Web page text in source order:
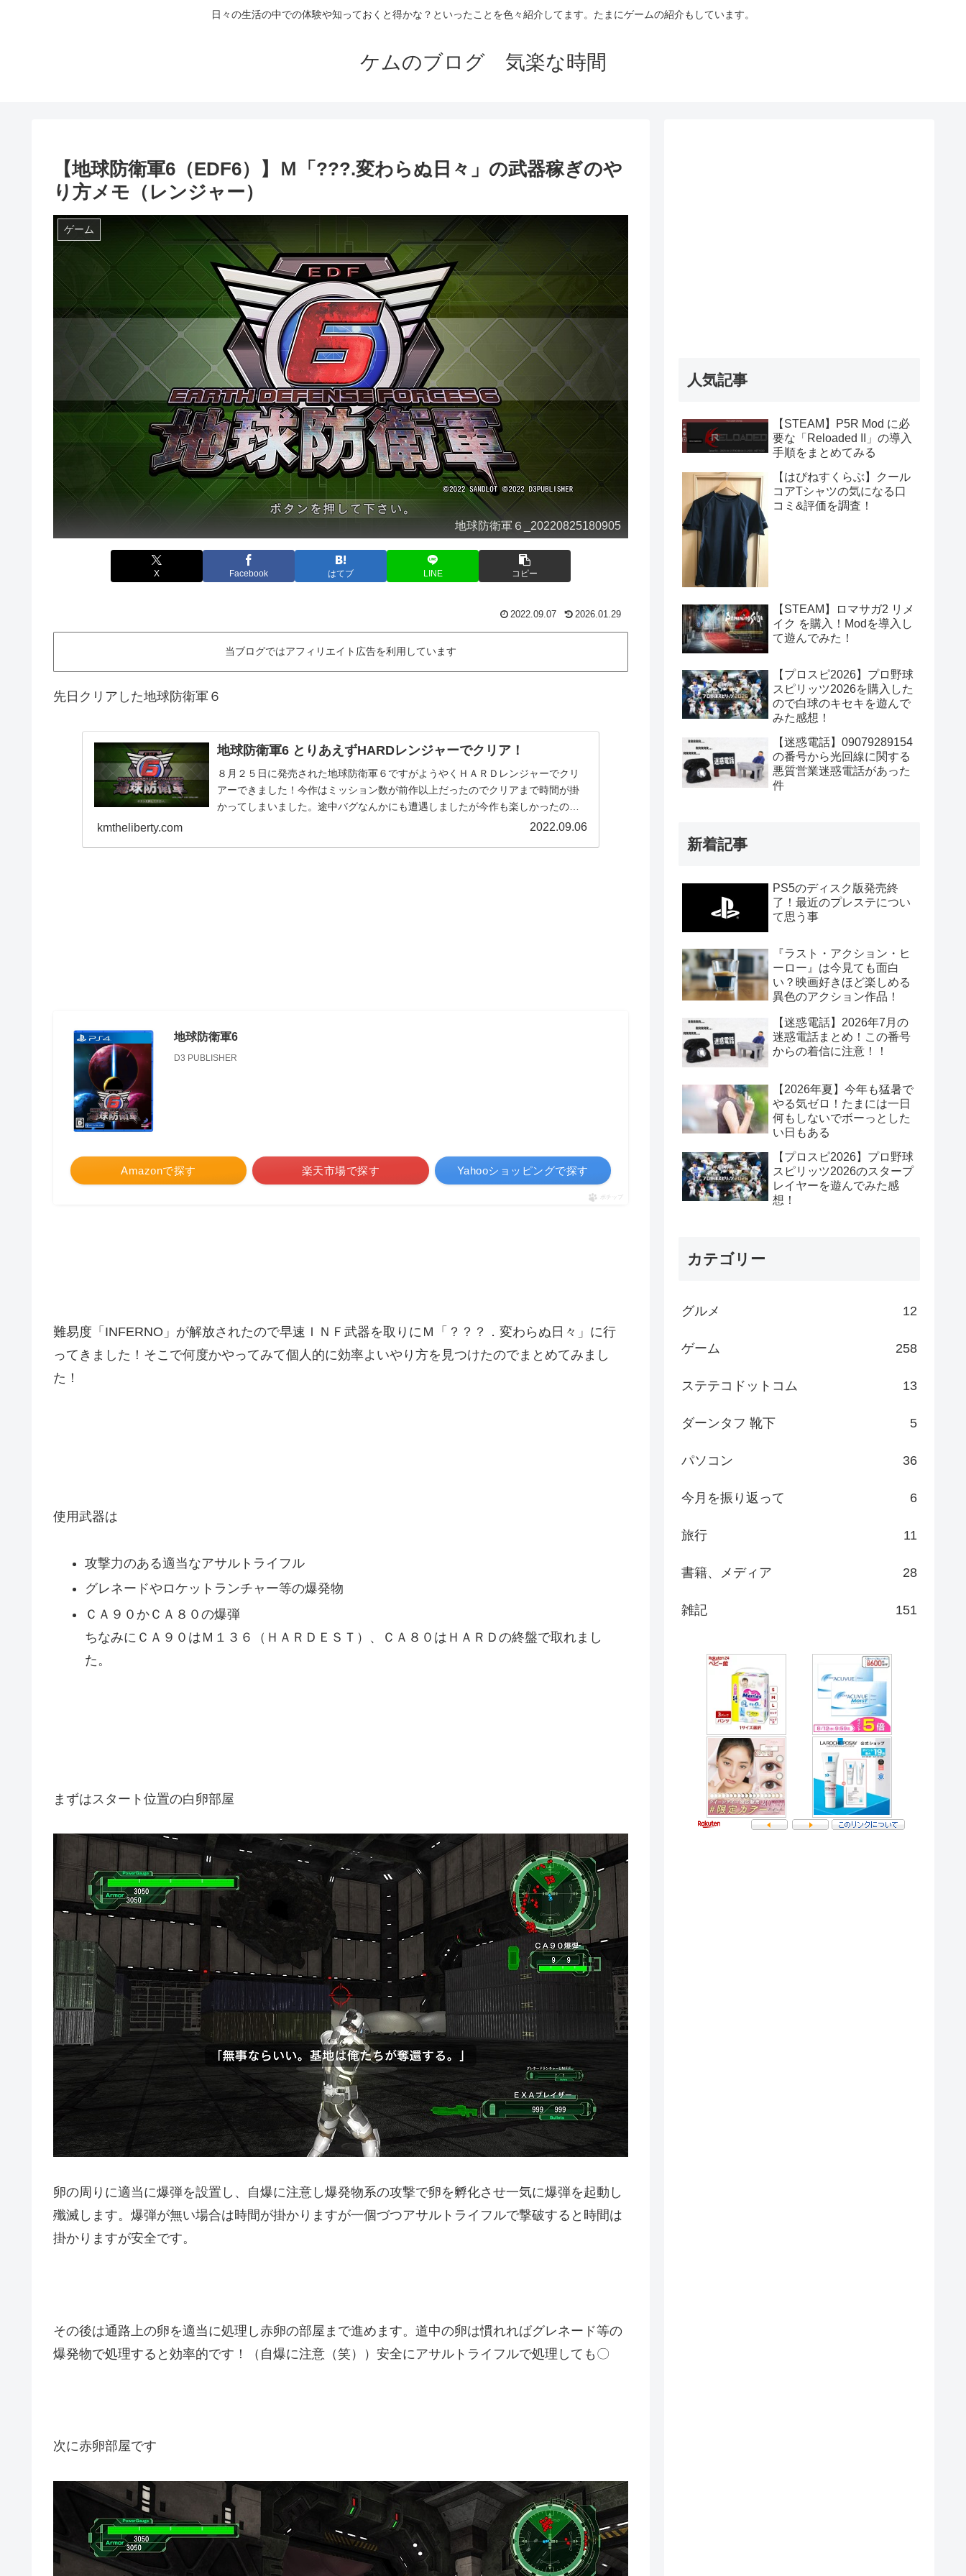
日々の生活の中での体験や知っておくと得かな？といったことを色々紹介してます。たまにゲームの紹介もしています。
ケムのブログ 気楽な時間
【地球防衛軍6（EDF6）】Ｍ「???.変わらぬ日々」の武器稼ぎのや
り方メモ（レンジャー）
ゲーム
地球防衛軍６_20220825180905
X Facebook はてブ LINE コピー
2022.09.07 2026.01.29
当ブログではアフィリエイト広告を利用しています
先日クリアした地球防衛軍６
地球防衛軍6 とりあえずHARDレンジャーでクリア！
８月２５日に発売された地球防衛軍６ですがようやくＨＡＲＤレンジャーでクリ
アーできました！今作はミッション数が前作以上だったのでクリアまで時間が掛
かってしまいました。途中バグなんかにも遭遇しましたが今作も楽しかったので
kmtheliberty.com 2022.09.06
地球防衛軍6
D3 PUBLISHER
Amazonで探す 楽天市場で探す Yahooショッピングで探す
ポチップ
難易度「INFERNO」が解放されたので早速ＩＮＦ武器を取りにＭ「？？？．変わらぬ日々」に行
ってきました！そこで何度かやってみて個人的に効率よいやり方を見つけたのでまとめてみまし
た！
使用武器は
攻撃力のある適当なアサルトライフル
グレネードやロケットランチャー等の爆発物
ＣＡ９０かＣＡ８０の爆弾
ちなみにＣＡ９０はＭ１３６（ＨＡＲＤＥＳＴ）、ＣＡ８０はＨＡＲＤの終盤で取れまし
た。
まずはスタート位置の白卵部屋
卵の周りに適当に爆弾を設置し、自爆に注意し爆発物系の攻撃で卵を孵化させ一気に爆弾を起動し
殲滅します。爆弾が無い場合は時間が掛かりますが一個づつアサルトライフルで撃破すると時間は
掛かりますが安全です。
その後は通路上の卵を適当に処理し赤卵の部屋まで進めます。道中の卵は慣れればグレネード等の
爆発物で処理すると効率的です！（自爆に注意（笑））安全にアサルトライフルで処理しても〇
次に赤卵部屋です
人気記事
【STEAM】P5R Mod に必
要な「Reloaded II」の導入
手順をまとめてみる
【はぴねすくらぶ】クール
コアTシャツの気になる口
コミ&評価を調査！
【STEAM】ロマサガ2 リメ
イク を購入！Modを導入し
て遊んでみた！
【プロスピ2026】プロ野球
スピリッツ2026を購入した
ので白球のキセキを遊んで
みた感想！
【迷惑電話】09079289154
の番号から光回線に関する
悪質営業迷惑電話があった
件
新着記事
PS5のディスク版発売終
了！最近のプレステについ
て思う事
『ラスト・アクション・ヒ
ーロー』は今見ても面白
い？映画好きほど楽しめる
異色のアクション作品！
【迷惑電話】2026年7月の
迷惑電話まとめ！この番号
からの着信に注意！！
【2026年夏】今年も猛暑で
やる気ゼロ！たまには一日
何もしないでボーっとした
い日もある
【プロスピ2026】プロ野球
スピリッツ2026のスタープ
レイヤーを遊んでみた感
想！
カテゴリー
グルメ 12
ゲーム 258
ステテコドットコム 13
ダーンタフ 靴下 5
パソコン 36
今月を振り返って 6
旅行 11
書籍、メディア 28
雑記 151